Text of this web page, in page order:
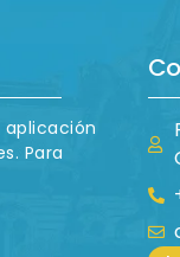
aplicación
Para